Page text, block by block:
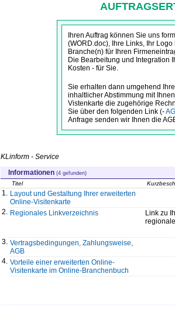
Ihren Auftrag können Sie uns
(WORD.doc), Ihre Links, Ihr
Branche(n) für Ihren
Die Bearbeitung und Integration
Kosten - für Sie.
Sie erhalten dann umgehend
inhaltlicher Abstimmung mit
Vistenkarte die zugehörige
Sie über den folgenden Link (-
Anfrage senden wir Ihnen die
KLinform - Service
Informationen (4 gefunden)
Titel
1. Layout und Gestaltung Ihrer erweiterten
Online-Visitenkarte
2. Regionales Linkverzeichnis
Link zu
3. Vertragsbedingungen, Zahlungsweise,
AGB
4. Vorteile einer erweiterten Online-
Visitenkarte im Online-Branchenbuch